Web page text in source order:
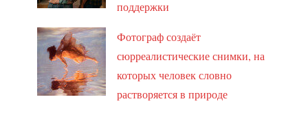
поддержки
Фотограф создаёт
сюрреалистические снимки, на
которых человек словно
растворяется в природе